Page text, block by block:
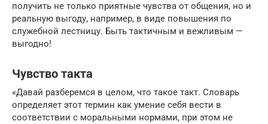
получить не только приятные чувства от общения, но и
реальную выгоду, например, в виде повышения по
служебной лестницу. Быть тактичным и вежливым —
выгодно!
Чувство такта
«Давай разберемся в целом, что такое такт. Словарь
определяет этот термин как умение себя вести в
соответствии с моральными нормами, при этом не